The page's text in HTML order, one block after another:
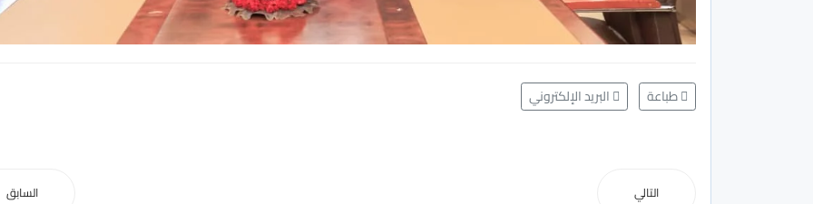
طباعة البريد الإلكتروني
السابق التالي